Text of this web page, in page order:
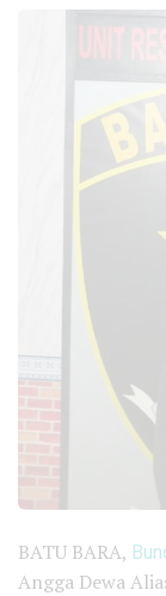
BATU BARA,
Angga Dewa